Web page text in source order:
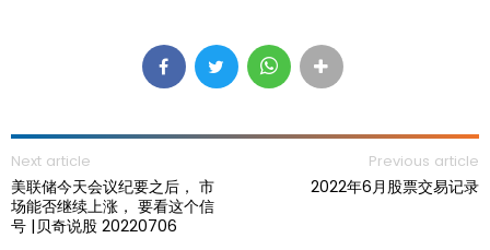
Next article
美联储今天会议纪要之后， 市
场能否继续上涨， 要看这个信
号 |贝奇说股 20220706
Previous article
2022年6月股票交易记录